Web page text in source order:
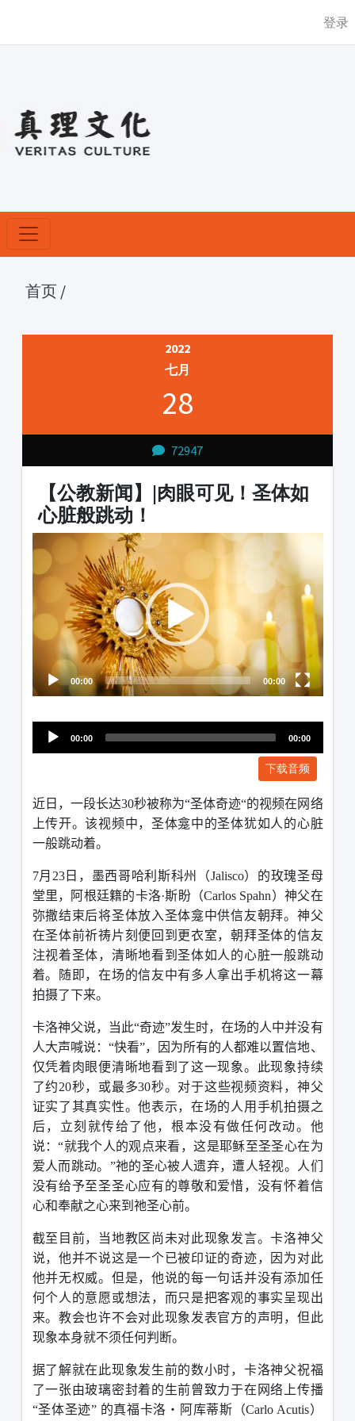
登录
首页 /
2022
七月
28
72947
【公教新闻】|肉眼可见！圣体如
心脏般跳动！
Video
00:00 00:00
Audio
00:00 00:00
下载音频
近日，一段长达30秒被称为“圣体奇迹“的视频在网络
上传开。该视频中，圣体龛中的圣体犹如人的心脏
一般跳动着。
7月 23日，墨西哥哈利斯科州（Jalisco）的玫瑰圣母
堂里，阿根廷籍的卡洛·斯盼（Carlos Spahn）神父在
弥撒结束后将圣体放入圣体龛中供信友朝拜。神父
在圣体前祈祷片刻便回到更衣室，朝拜圣体的信友
注视着圣体，清晰地看到圣体如人的心脏一般跳动
着。随即，在场的信友中有多人拿出手机将这一幕
拍摄了下来。
卡洛神父说，当此“奇迹”发生时，在场的人中并没有
人大声喊说：“快看”，因为所有的人都难以置信地、
仅凭着肉眼便清晰地看到了这一现象。此现象持续
了约20秒，或最多30秒。对于这些视频资料，神父
证实了其真实性。他表示，在场的人用手机拍摄之
后，立刻就传给了他，根本没有做任何改动。他
说：“就我个人的观点来看，这是耶稣至圣圣心在为
爱人而跳动。”祂的圣心被人遗弃，遭人轻视。人们
没有给予至圣圣心应有的尊敬和爱惜，没有怀着信
心和奉献之心来到祂圣心前。
截至目前，当地教区尚未对此现象发言。卡洛神父
说，他并不说这是一个已被印证的奇迹，因为对此
他并无权威。但是，他说的每一句话并没有添加任
何个人的意愿或想法，而只是把客观的事实呈现出
来。教会也许不会对此现象发表官方的声明，但此
现象本身就不须任何判断。
据了解就在此现象发生前的数小时，卡洛神父祝福
了一张由玻璃密封着的生前曾致力于在网络上传播
“圣体圣迹” 的真福卡洛 ‧ 阿库蒂斯（Carlo Acutis）